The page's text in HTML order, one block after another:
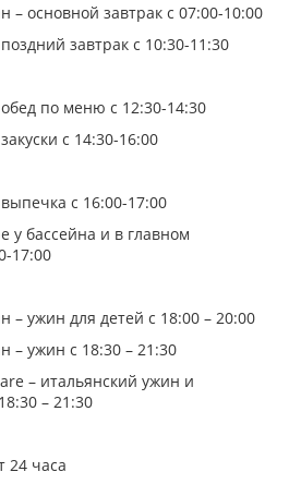
– основной завтрак с 07:00-10:00
завтрак с 10:30-11:30
по меню с 12:30-14:30
с 14:30-16:00
с 16:00-17:00
у бассейна и в главном
17:00
– ужин для детей с 18:00 – 20:00
– ужин с 18:30 – 21:30
– итальянский ужин и
– 21:30
24 часа